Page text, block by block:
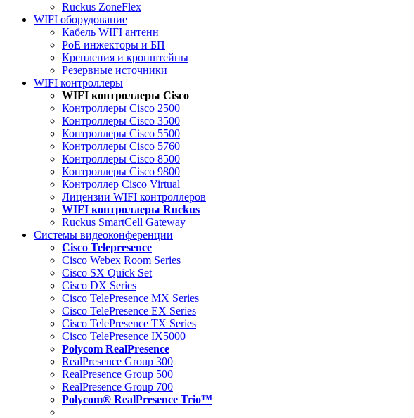
Ruckus ZoneFlex
WIFI оборудование
Кабель WIFI антенн
PoE инжекторы и БП
Крепления и кронштейны
Резервные источники
WIFI контроллеры
WIFI контроллеры Cisco
Контроллеры Cisco 2500
Контроллеры Cisco 3500
Контроллеры Cisco 5500
Контроллеры Cisco 5760
Контроллеры Cisco 8500
Контроллеры Cisco 9800
Контроллер Cisco Virtual
Лицензии WIFI контроллеров
WIFI контроллеры Ruckus
Ruckus SmartCell Gateway
Системы видеоконференции
Cisco Telepresence
Cisco Webex Room Series
Cisco SX Quick Set
Cisco DX Series
Cisco TelePresence MX Series
Cisco TelePresence EX Series
Cisco TelePresence TX Series
Cisco TelePresence IX5000
Polycom RealPresence
RealPresence Group 300
RealPresence Group 500
RealPresence Group 700
Polycom® RealPresence Trio™